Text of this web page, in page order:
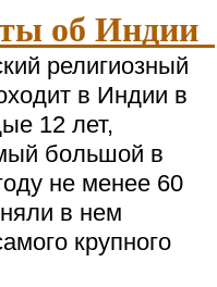
об Индии
религиозный
в Индии в
12 лет,
большой в
не менее 60
в нем
крупного